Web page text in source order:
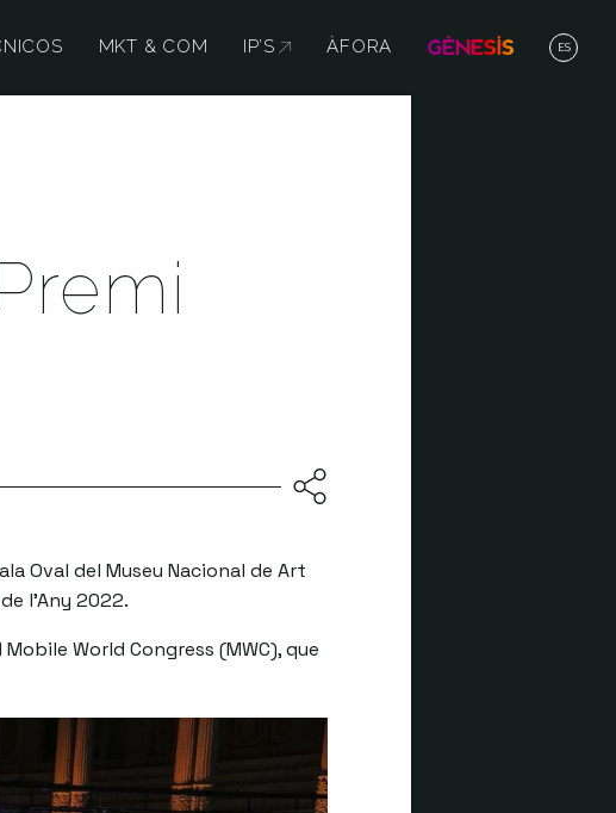
MKT & COM IP’S ABRE EN NUEVA VENTANA
ÀFORA ES
Oval del Museu Nacional de Art
l’Any 2022.
World Congress (MWC), que